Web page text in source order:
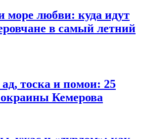
море любви: куда идут
в самый летний
тоска и помои: 25
Кемерова